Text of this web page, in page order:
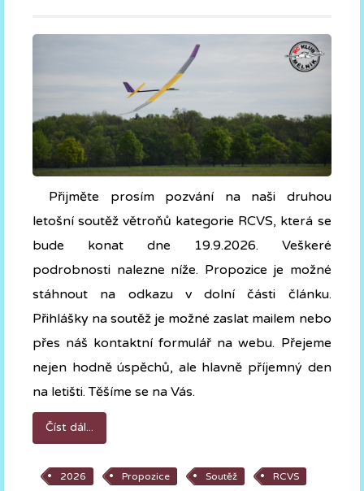
Přijměte prosím pozvání na naši druhou
letošní soutěž větroňů kategorie RCVS, která se
bude konat dne 19.9.2026. Veškeré
podrobnosti nalezne níže. Propozice je možné
stáhnout na odkazu v dolní části článku.
Přihlášky na soutěž je možné zaslat mailem nebo
přes náš kontaktní formulář na webu. Přejeme
nejen hodně úspěchů, ale hlavně příjemný den
na letišti. Těšíme se na Vás.
Číst dál...
2026 Propozice Soutěž RCVS